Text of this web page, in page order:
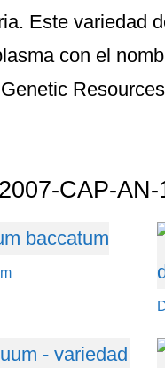
Este variedad
con el
CAP-AN-